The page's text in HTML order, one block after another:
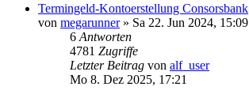
Termingeld-Kontoerstellung Consorsbank
von megarunner» Sa 22. Jun 2024, 15:09
6 Antworten
4781 Zugriffe
Letzter Beitrag von alf_user
Mo 8. Dez 2025, 17:21